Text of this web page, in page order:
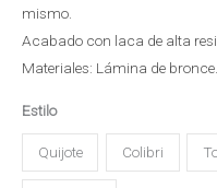
mismo.
Acabado con laca de alta
Materiales: Lámina de bronce.
Estilo
Quijote Colibri